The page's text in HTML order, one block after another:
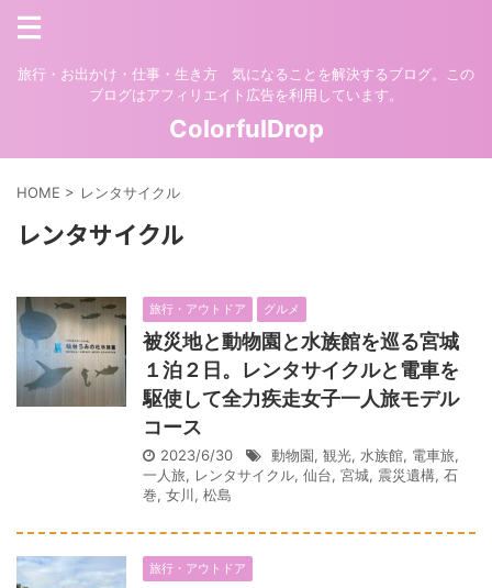
旅行・お出かけ・仕事・生き方 気になることを解決するブログ。この
ブログはアフィリエイト広告を利用しています。
ColorfulDrop
HOME > レンタサイクル
レンタサイクル
旅行・アウトドア グルメ
被災地と動物園と水族館を巡る宮城
１泊２日。レンタサイクルと電車を
駆使して全力疾走女子一人旅モデル
コース
2023/6/30 動物園, 観光, 水族館, 電車旅,
一人旅, レンタサイクル, 仙台, 宮城, 震災遺構, 石
巻, 女川, 松島
旅行・アウトドア